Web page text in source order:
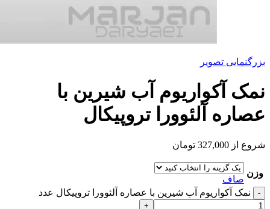
بزرگنمایی تصویر
نمک آکواریوم آب شیرین با
عصاره آلئوورا تروپیکال
شروع از 327,000 تومان
وزن
صاف
نمک آکواریوم آب شیرین با عصاره آلئوورا تروپیکال عدد